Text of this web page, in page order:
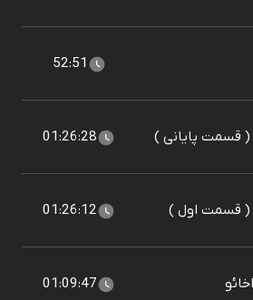
52:51
قسمت پایانی ) 01:26:28
( قسمت اول ) 01:26:12
01:09:47